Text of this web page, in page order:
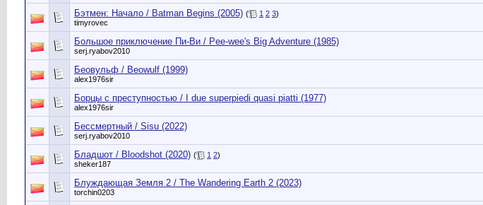
Бэтмен: Начало / Batman Begins (2005) ( 1 2 3)
timyrovec
Большое приключение Пи-Ви / Pee-wee's Big Adventure (1985)
serj.ryabov2010
Беовульф / Beowulf (1999)
alex1976sir
Борцы с преступностью / I due superpiedi quasi piatti (1977)
alex1976sir
Бессмертный / Sisu (2022)
serj.ryabov2010
Бладшот / Bloodshot (2020) ( 1 2)
sheker187
Блуждающая Земля 2 / The Wandering Earth 2 (2023)
torchin0203